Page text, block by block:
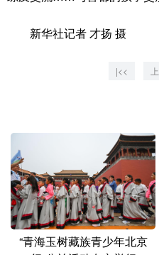
辽宁 吉林
安徽
广东 广西
贵州
陕西 甘肃
新疆 内蒙古
新华社记者 才扬 摄
|<<
“青海玉树藏族青少年北京